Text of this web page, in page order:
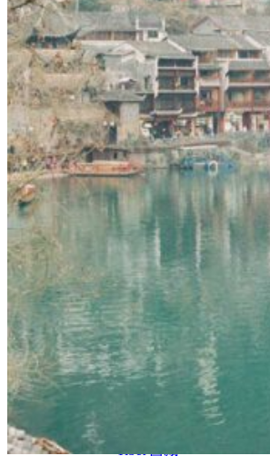
Nord Ouest
Gansu 甘肃
Dunhuang – 敦煌
Jiayuguan – 嘉峪关
Qinghai 青海
Xi’an 西安市
Xinjiang 新疆
Kashgar
Turpan
Sud Est
Canton 广州
Fujian 福建
Hong Kong 香港
Hunan 湖南
Ile d’Hainan 海南
Macao 澳门
Taïwan 台湾
Shenzhen
Sud Ouest
Chongqing 重庆
Guangxi 广西
Guizhou 贵州